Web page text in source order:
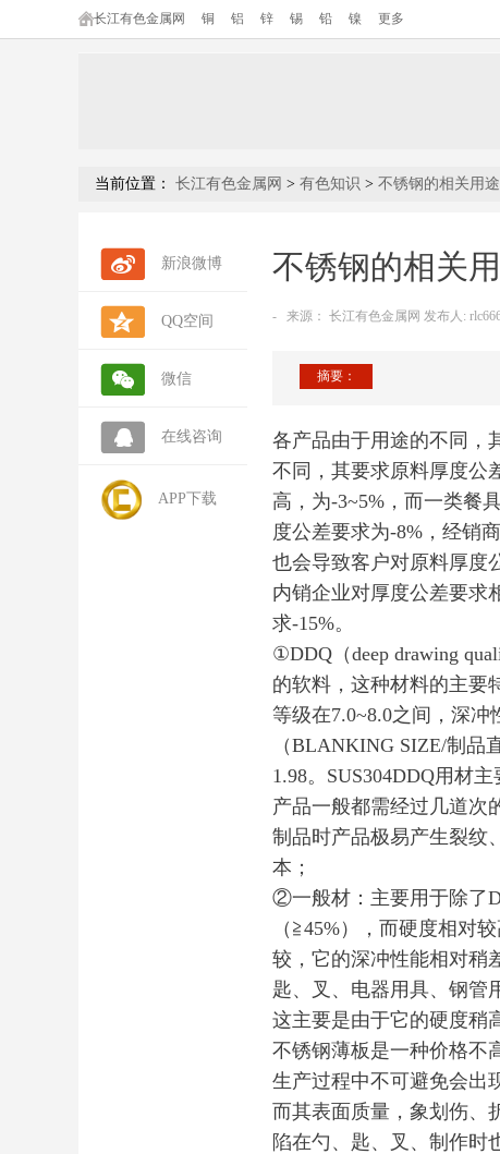
长江有色金属网 铜 铝 锌 锡 铅 镍 更多
当前位置： 长江有色金属网 > 有色知识 > 不锈钢的相关用
新浪微博
QQ空间
微信
在线咨询
APP下载
不锈钢的相关
- 来源： 长江有色金属网 发布人:
摘要：
各产品由于用途的不同，
不同，其要求原料厚度公
高，为-3~5%，而一类餐
度公差要求为-8%，经销
也会导致客户对原料厚度
内销企业对厚度公差要求
求-15%。
①DDQ（deep drawing
的软料，这种材料的主要
等级在7.0~8.0之间，深
（BLANKING SIZE/制品
1.98。SUS304DDQ用材
产品一般都需经过几道次
制品时产品极易产生裂纹
本；
②一般材：主要用于除了
（≧45%），而硬度相对
较，它的深冲性能相对稍
匙、叉、电器用具、钢管
这主要是由于它的硬度稍
不锈钢薄板是一种价格不
生产过程中不可避免会出
而其表面质量，象划伤、
陷在勺、匙、叉、制作时